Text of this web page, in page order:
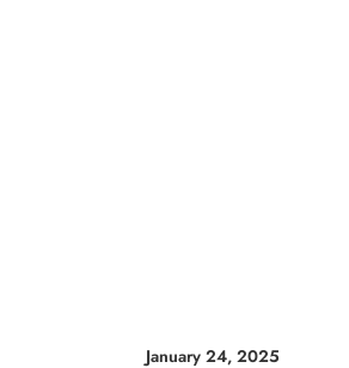
January 24, 2025